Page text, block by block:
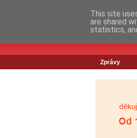
Zprávy
This site
are shared
statistics,